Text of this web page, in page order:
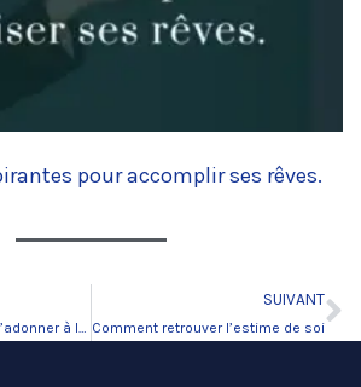
pour accomplir ses rêves.
07 techniques pour s’adonner à la pensée créatrice
SUIVANT
Comment retrouver l’estime de soi